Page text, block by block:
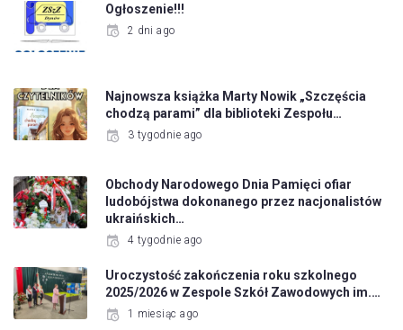
Ogłoszenie!!!
2 dni ago
Najnowsza książka Marty Nowik „Szczęścia
chodzą parami” dla biblioteki Zespołu…
3 tygodnie ago
Obchody Narodowego Dnia Pamięci ofiar
ludobójstwa dokonanego przez nacjonalistów
ukraińskich…
4 tygodnie ago
Uroczystość zakończenia roku szkolnego
2025/2026 w Zespole Szkół Zawodowych im.…
1 miesiąc ago